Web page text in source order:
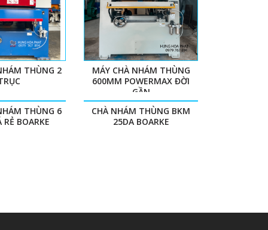
THÙNG 2
MÁY CHÀ NHÁM THÙNG
600MM POWERMAX ĐỜI
GẦN
THÙNG 6
RẺ BOARKE
CHÀ NHÁM THÙNG BKM
25DA BOARKE